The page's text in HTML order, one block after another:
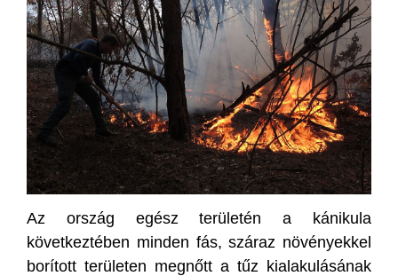
Az ország egész területén a kánikula
következtében minden fás, száraz növényekkel
borított területen megnőtt a tűz kialakulásának